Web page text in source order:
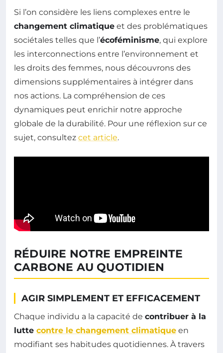
Si l’on considère les liens complexes entre le
changement climatique et des problématiques
sociétales telles que l’écoféminisme, qui explore
les interconnections entre l’environnement et
les droits des femmes, nous découvrons des
dimensions supplémentaires à intégrer dans
nos actions. La compréhension de ces
dynamiques peut enrichir notre approche
globale de la durabilité. Pour une réflexion sur ce
sujet, consultez cet article.
RÉDUIRE NOTRE EMPREINTE
CARBONE AU QUOTIDIEN
AGIR SIMPLEMENT ET EFFICACEMENT
Chaque individu a la capacité de contribuer à la
lutte contre le changement climatique en
modifiant ses habitudes quotidiennes. À travers